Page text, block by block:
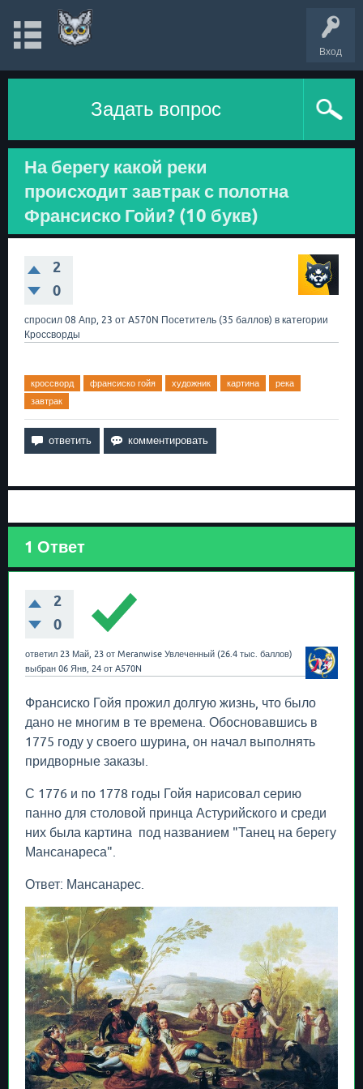
Вход
Задать вопрос
На берегу какой реки
происходит завтрак с полотна
Франсиско Гойи? (10 букв)
2
0
спросил 08 Апр, 23 от A570N Посетитель (35 баллов) в категории
Кроссворды
кроссворд франсиско гойя художник картина
река
завтрак
1 Ответ
2
0
ответил 23 Май, 23 от Meranwise Увлеченный (26.4 тыс. баллов)
выбран 06 Янв, 24 от A570N
Франсиско Гойя прожил долгую жизнь, что было
дано не многим в те времена. Обосновавшись в
1775 году у своего шурина, он начал выполнять
придворные заказы.
С 1776 и по 1778 годы Гойя нарисовал серию
панно для столовой принца Астурийского и среди
них была картина под названием "Танец на берегу
Мансанареса".
Ответ: Мансанарес.